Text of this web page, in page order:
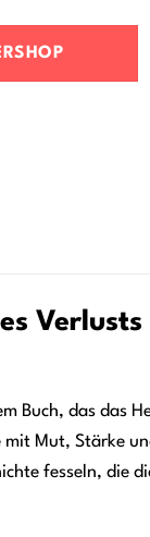
Buch, das das
Mut, Stärke
fesseln, die